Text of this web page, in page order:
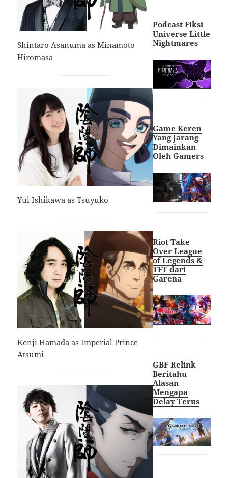
Shintaro Asanuma as Minamoto
Hiromasa
Yui Ishikawa as Tsuyuko
Kenji Hamada as Imperial Prince
Atsumi
Podcast Fiksi
Universe Little
Nightmares
Game Keren
Yang Jarang
Dimainkan
Oleh Gamers
Riot Take
Over League
of Legends &
TFT dari
Garena
GBF Relink
Beritahu
Alasan
Mengapa
Delay Terus